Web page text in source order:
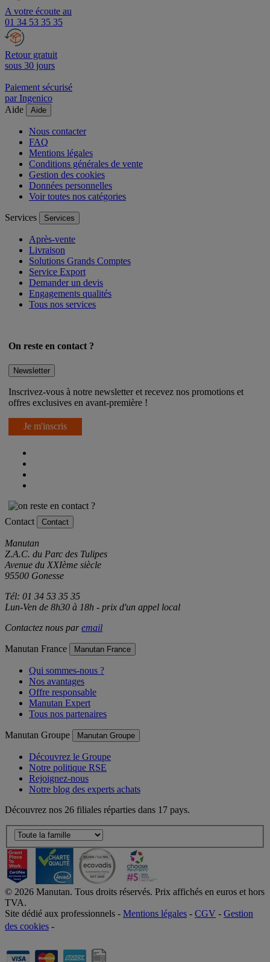
A votre écoute au
01 34 53 35 35
Retour gratuit
sous 30 jours
Paiement sécurisé
par Ingenico
Aide
Aide
Nous contacter
FAQ
Mentions légales
Conditions générales de vente
Gestion des cookies
Données personnelles
Voir toutes nos catégories
Services Services
Après-vente
Livraison
Solutions Grands Comptes
Service Export
Demander un devis
Engagements qualités
Tous nos services
On reste en contact ?
Newsletter
Inscrivez-vous à notre newsletter et recevez nos promotions et
offres exclusives en avant-première !
Je m'inscris
Contact Contact
Manutan
Z.A.C. du Parc des Tulipes
Avenue du XXIème siècle
95500 Gonesse
Tél: 01 34 53 35 35
Lun-Ven de 8h30 à 18h - prix d'un appel local
Contactez nous paremail
Manutan France Manutan France
Qui sommes-nous ?
Nos avantages
Offre responsable
Manutan Expert
Tous nos partenaires
Manutan Groupe Manutan Groupe
Découvrez le Groupe
Notre politique RSE
Rejoignez-nous
Notre blog des experts achats
Découvrez nos 26 filiales réparties dans 17 pays.
© 2026 Manutan. Tous droits réservés. Prix affichés en euros et hors
TVA.
Site dédié aux professionnels - Mentions légales - CGV - Gestion
des cookies -